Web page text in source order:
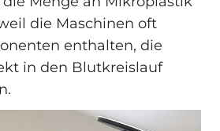
die Maschinen oft
enthalten, die
in den Blutkreislauf